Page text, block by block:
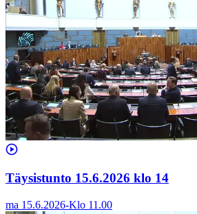
Täysistunto 15.6.2026 klo 14
ma 15.6.2026-Klo 11.00